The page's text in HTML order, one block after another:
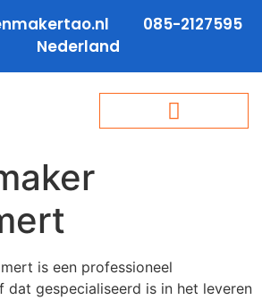
085-2127595
Nederland
is een professioneel
dat gespecialiseerd is in het leveren